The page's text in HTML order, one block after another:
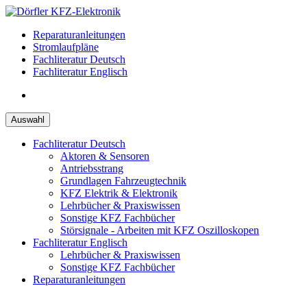
Zum
springenReparaturanleitungen
Stromlaufpläne
Fachliteratur Deutsch
Fachliteratur Englisch
Auswahl
Fachliteratur Deutsch
Aktoren & Sensoren
Antriebsstrang
Grundlagen Fahrzeugtechnik
KFZ Elektrik & Elektronik
Lehrbücher & Praxiswissen
Sonstige KFZ Fachbücher
Störsignale - Arbeiten mit KFZ Oszilloskopen
Fachliteratur Englisch
Lehrbücher & Praxiswissen
Sonstige KFZ Fachbücher
Reparaturanleitungen